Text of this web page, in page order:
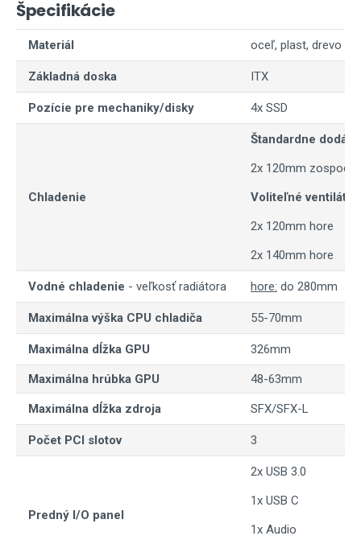
Špecifikácie
Materiál oceľ, plast, drevo
Základná doska ITX
Pozície pre mechaniky/disky 4x SSD
Chladenie
Štandardne
2x 120mm zospodu
Voliteľné
2x 120mm hore
2x 140mm hore
Vodné chladenie - veľkosť radiátora hore: do 280mm
Maximálna výška CPU chladiča 55-70mm
Maximálna dĺžka GPU 326mm
Maximálna hrúbka GPU 48-63mm
Maximálna dĺžka zdroja SFX/SFX-L
Počet PCI slotov 3
Predný I/O panel
2x USB 3.0
1x USB C
1x Audio